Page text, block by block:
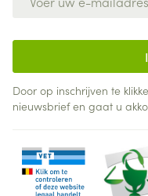
Door op inschrijven te
nieuwsbrief en gaat u